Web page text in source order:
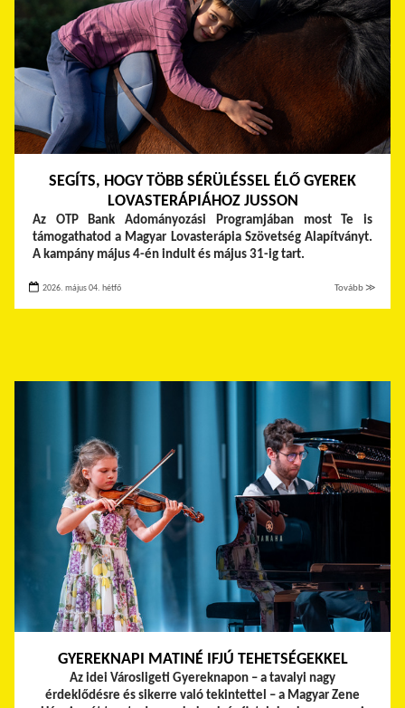
SEGÍTS, HOGY TÖBB SÉRÜLÉSSEL ÉLŐ GYEREK
LOVASTERÁPIÁHOZ JUSSON
Az OTP Bank Adományozási Programjában most Te is
támogathatod a Magyar Lovasterápia Szövetség Alapítványt.
A kampány május 4-én indult és május 31-ig tart.
2026. május 04. hétfő Tovább ≫
GYEREKNAPI MATINÉ IFJÚ TEHETSÉGEKKEL
Az idei Városligeti Gyereknapon – a tavalyi nagy
érdeklődésre és sikerre való tekintettel – a Magyar Zene